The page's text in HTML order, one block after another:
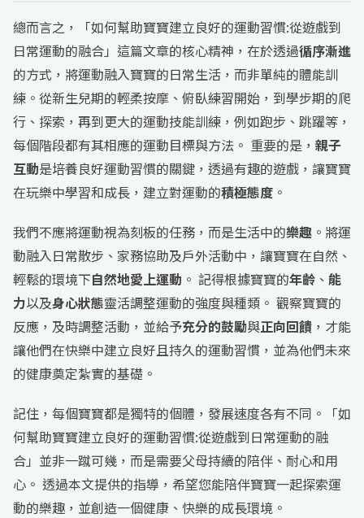
總而言之，「如何幫助寶寶建立良好的運動習慣:從遊戲到
日常運動的融合」這篇文章的核心精神，在於透過循序漸進
的方式，將運動融入寶寶的日常生活，而非單純的體能訓
練。從新生兒期的輕柔按摩、俯臥練習開始，到學步期的爬
行、探索，再到更大的運動技能訓練，例如跑步、跳躍等，
每個階段都有其相應的運動目標與方法。 重要的是， 親子
互動是培養良好運動習慣的關鍵，透過有趣的遊戲，讓寶寶
在玩樂中學習和成長，建立對運動的積極態度 。
我們不應將運動視為刻板的任務，而是生活中的樂趣 。將運
動融入日常散步、家務協助及戶外活動中，讓寶寶在自然、
輕鬆的環境下自然地愛上運動 。 記得根據寶寶的年齡 、 能
力以及身心狀態靈活調整運動的強度與種類。 觀察寶寶的
反應，及時調整活動，並給予充分的鼓勵與正向回饋 ，才能
讓他們在快樂中建立良好且持久的運動習慣，並為他們未來
的健康奠定紮實的基礎。
記住，每個寶寶都是獨特的個體，發展速度各有不同。「如
何幫助寶寶建立良好的運動習慣:從遊戲到日常運動的融
合」並非一蹴可幾，而是需要父母持續的陪伴、耐心和用
心。 透過本文提供的指導，希望您能陪伴寶寶一起探索運
動的樂趣，並創造一個健康、快樂的成長環境。